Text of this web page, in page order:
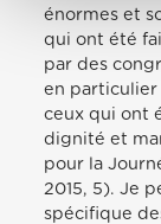
énormes et
qui ont été
par des
en particulier
ceux qui ont
dignité et
pour la
2015, 5). Je
spécifique